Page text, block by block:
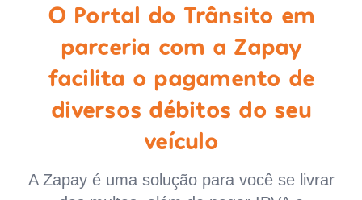
O Portal do Trânsito em
parceria com a Zapay
facilita o pagamento de
diversos débitos do seu
veículo
A Zapay é uma solução para você se livrar